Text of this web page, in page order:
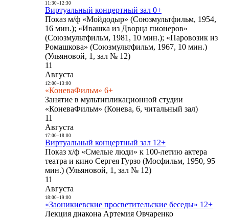
11:30- 12:30
Виртуальный концертный зал 0+
Показ м/ф «Мойдодыр» (Союзмультфильм, 1954,
16 мин.); «Ивашка из Дворца пионеров»
(Союзмультфильм, 1981, 10 мин.); «Паровозик из
Ромашкова» (Союзмультфильм, 1967, 10 мин.)
(Ульяновой, 1, зал № 12)
11
Августа
12:00- 13:00
«КоневаФильм» 6+
Занятие в мультипликационной студии
«КоневаФильм» (Конева, 6, читальный зал)
11
Августа
17:00- 18:00
Виртуальный концертный зал 12+
Показ х/ф «Смелые люди» к 100-летию актера
театра и кино Сергея Гурзо (Мосфильм, 1950, 95
мин.) (Ульяновой, 1, зал № 12)
11
Августа
18:00- 19:00
«Заоникиевские просветительские беседы» 12+
Лекция диакона Артемия Овчаренко